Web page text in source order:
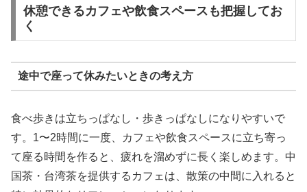
休憩できるカフェや飲食スペースも把握してお
く
途中で座って休みたいときの考え方
食べ歩きは立ちっぱなし・歩きっぱなしになりやすいで
す。1〜2時間に一度、カフェや飲食スペースに立ち寄っ
て座る時間を作ると、疲れを溜めずに長く楽しめます。中
国茶・台湾茶を提供するカフェは、散策の中間に入れると